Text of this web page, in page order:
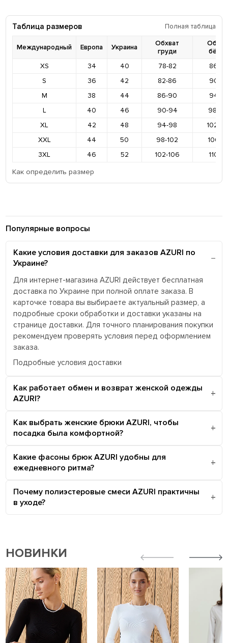
Таблица размеров Полная таблица
Международный Европа Украина
Обхват
груди
XS
34 40 78-82
86-
S
36 42 82-86
90-
M
38 44 86-90
94-
L
40 46 90-94
98-
XL
42 48 94-98
102-
XXL
44 50 98-102
106-
3XL
46 52 102-106
110-
Как определить размер
Популярные вопросы
Какие условия доставки для заказов AZURI по
Украине?
Для интернет-магазина AZURI действует бесплатная
доставка по Украине при полной оплате заказа. В
карточке товара вы выбираете актуальный размер, а
подробные сроки обработки и доставки указаны на
странице доставки. Для точного планирования покупки
рекомендуем проверять условия перед оформлением
заказа.
Подробные условия доставки
Как работает обмен и возврат женской одежды
AZURI?
Как выбрать женские брюки AZURI, чтобы
посадка была комфортной?
Какие фасоны брюк AZURI удобны для
ежедневного ритма?
Почему полиэстеровые смеси AZURI практичны
в уходе?
НОВИНКИ